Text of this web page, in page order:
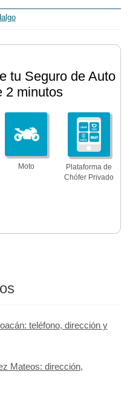
tu Seguro de Auto
2 minutos
Moto
Plataforma de
Chófer Privado
teléfono, dirección y
Mateos: dirección,